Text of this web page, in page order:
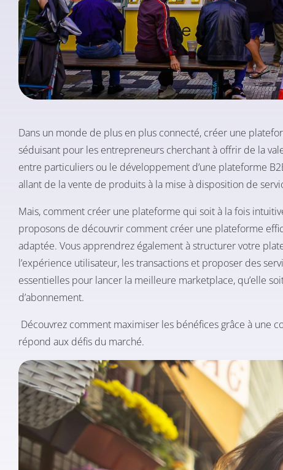
Dans un monde de plus en plus connecté, créer une
séduisant pour les entrepreneurs cherchant à offrir de la
entre particuliers ou le développement d’une plateforme
allant de la vente de produits à la mise à disposition de
Mais, comment créer une plateforme qui soit à la fois
proposons de découvrir comment créer une plateforme
adaptée. Vous apprendrez également à structurer votre
l’expérience utilisateur, les transactions et proposer des
essentielles pour lancer la meilleure marketplace, qu’elle
d’abonnement.
Découvrez comment maximiser les bénéfices grâce à une
répond aux défis du marché.